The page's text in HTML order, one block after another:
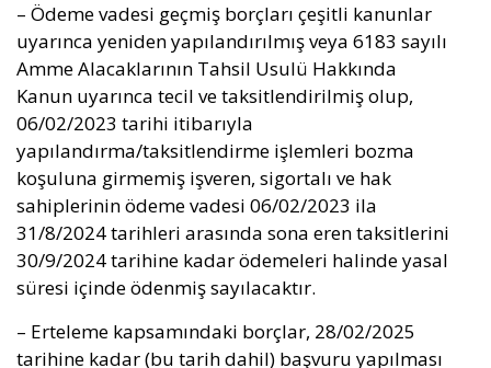
– Ödeme vadesi geçmiş borçları çeşitli kanunlar
uyarınca yeniden yapılandırılmış veya 6183 sayılı
Amme Alacaklarının Tahsil Usulü Hakkında
Kanun uyarınca tecil ve taksitlendirilmiş olup,
06/02/2023 tarihi itibarıyla
yapılandırma/taksitlendirme işlemleri bozma
koşuluna girmemiş işveren, sigortalı ve hak
sahiplerinin ödeme vadesi 06/02/2023 ila
31/8/2024 tarihleri arasında sona eren taksitlerini
30/9/2024 tarihine kadar ödemeleri halinde yasal
süresi içinde ödenmiş sayılacaktır.
– Erteleme kapsamındaki borçlar, 28/02/2025
tarihine kadar (bu tarih dahil) başvuru yapılması